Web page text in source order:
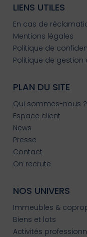
LIENS UTILES
En cas de
Mentions légales
Politique de
Politique de gestion
PLAN DU SITE
Qui sommes-nous ?
Espace client
News
Presse
Contact
On recrute
NOS UNIVERS
Immeubles &
Biens et lots
Activités